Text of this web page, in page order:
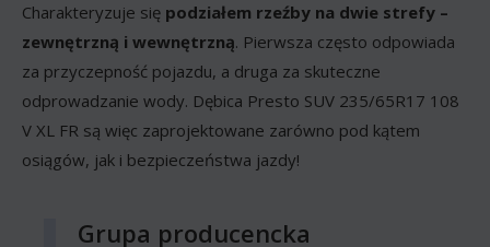
Charakteryzuje się podziałem rzeźby na dwie strefy –
zewnętrzną i wewnętrzną. Pierwsza często odpowiada
za przyczepność pojazdu, a druga za skuteczne
odprowadzanie wody. Dębica Presto SUV 235/65R17 108
V XL FR są więc zaprojektowane zarówno pod kątem
osiągów, jak i bezpieczeństwa jazdy!
Grupa producencka